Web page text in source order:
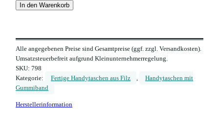
In den Warenkorb
Alle angegebenen Preise sind Gesamtpreise (ggf. zzgl. Versandkosten).
Umsatzsteuerbefreit aufgrund Kleinunternehmerregelung.
SKU: 798
Kategorie:
Fertige Handytaschen aus Filz ,
Handytaschen mit
Gummiband
Herstellerinformation